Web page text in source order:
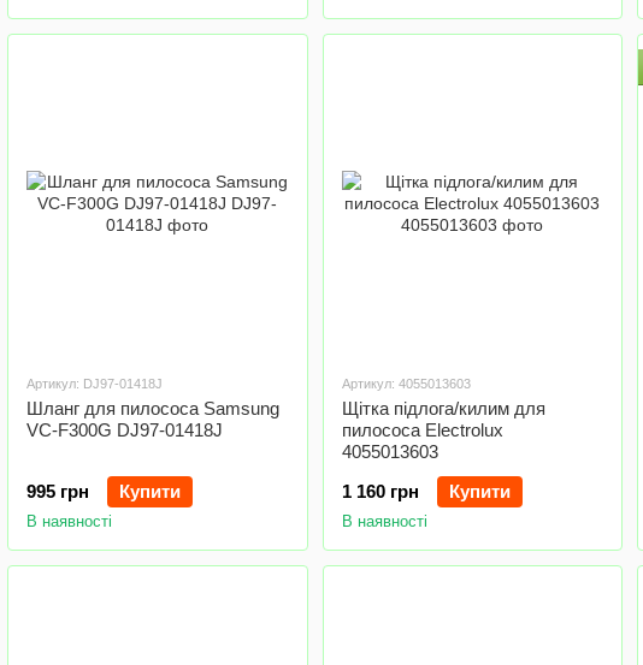
Артикул: DJ97-01418J
Шланг для пилососа Samsung
VC-F300G DJ97-01418J
995 грн Купити
В наявності
Артикул: 4055013603
Щітка підлога/килим для
пилососа Electrolux
4055013603
1 160 грн
Купити
В наявності